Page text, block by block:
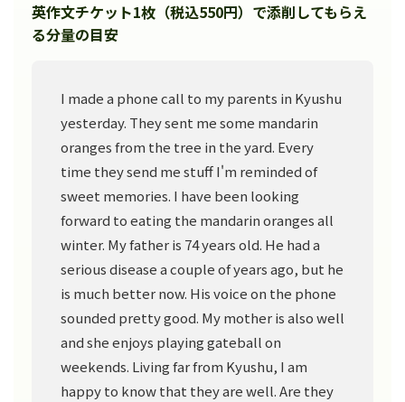
英作文チケット1枚（税込550円）で添削してもらえ
る分量の目安
I made a phone call to my parents in Kyushu
yesterday. They sent me some mandarin
oranges from the tree in the yard. Every
time they send me stuff I'm reminded of
sweet memories. I have been looking
forward to eating the mandarin oranges all
winter. My father is 74 years old. He had a
serious disease a couple of years ago, but he
is much better now. His voice on the phone
sounded pretty good. My mother is also well
and she enjoys playing gateball on
weekends. Living far from Kyushu, I am
happy to know that they are well. Are they